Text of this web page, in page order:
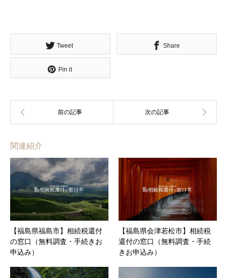
Tweet Share
Pin it
関連紹介
【福島県福島市】相続税還付
の窓口（無料調査・手続きお
申込み）
【福島県会津若松市】相続税
還付の窓口（無料調査・手続
きお申込み）